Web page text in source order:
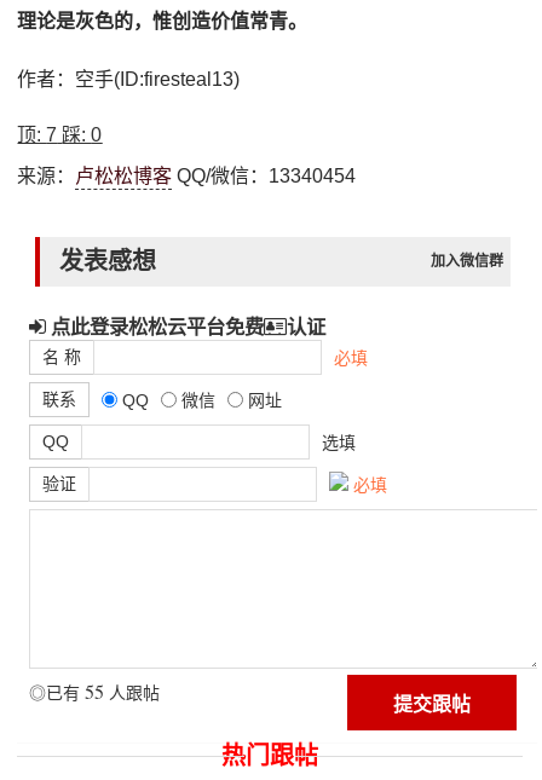
理论是灰色的，惟创造价值常青。
作者：空手(ID:firesteal13)
顶:7 踩:0
来源： 卢松松博客 QQ/微信：13340454
发表感想 加入微信群
点此登录松松云平台免费 认证
名 称 必填
联系 QQ 微信 网址
QQ 选填
验证 必填
◎已有 55 人跟帖
热门跟帖